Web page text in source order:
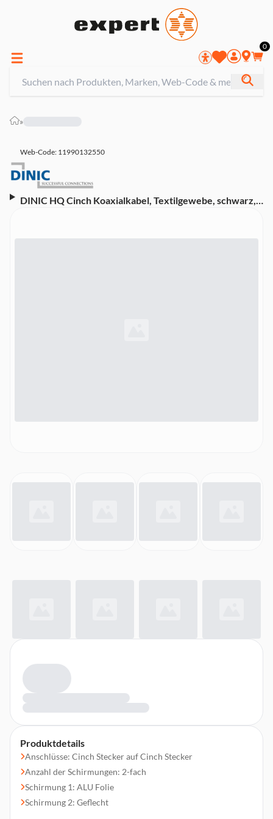
0
»
Web-Code: 11990132550
DINIC HQ Cinch Koaxialkabel, Textilgewebe, schwarz,
Produktdetails
Anschlüsse: Cinch Stecker auf Cinch Stecker
Anzahl der Schirmungen: 2-fach
Schirmung 1: ALU Folie
Schirmung 2: Geflecht